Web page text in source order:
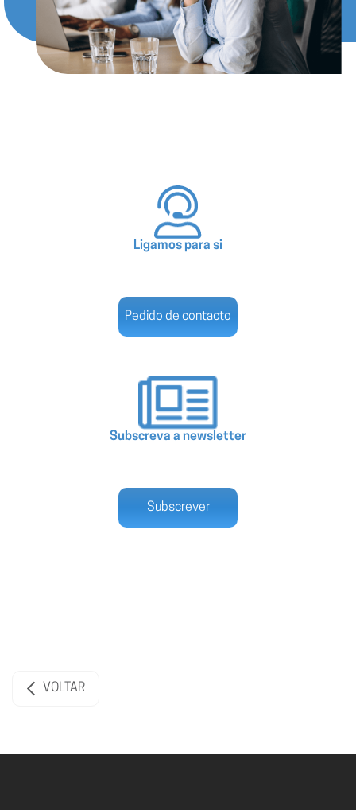
Ligamos para si
Pedido de contacto
Subscreva a newsletter
Subscrever
VOLTAR